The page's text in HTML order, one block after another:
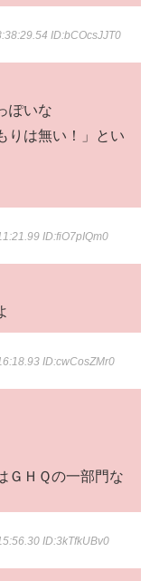
ID:bCOcsJJT0
ぽいな
りは無い！」とい
ID:fiO7pIQm0
ID:cwCosZMr0
ＧＨＱの一部門な
ID:3kTfkUBv0